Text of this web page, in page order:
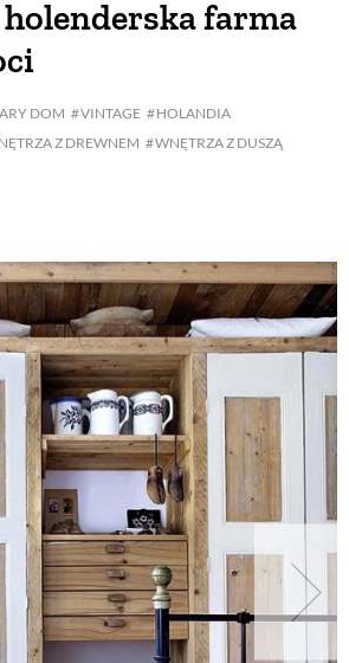
holenderska farma
DOM VINTAGE
HOLANDIA
Z DREWNEM WNĘTRZA Z DUSZĄ
DOM
OGRÓD
OGRODOWE
PORADY
ZIELEŃ W DOMU
OGRODU
NATURALNIE